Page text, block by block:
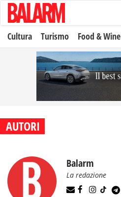
Cultura Turismo Food & Wine
AUTORI
Balarm
La redazione